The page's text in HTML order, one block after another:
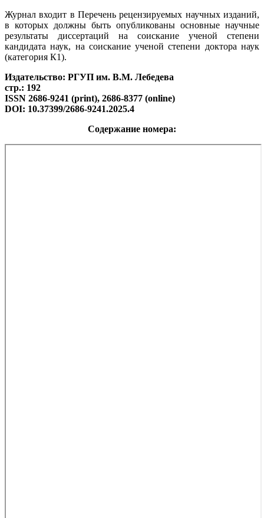
Журнал входит в Перечень рецензируемых научных изданий,
в которых должны быть опубликованы основные научные
результаты диссертаций на соискание ученой степени
кандидата наук, на соискание ученой степени доктора наук
(категория К1).
Издательство: РГУП им. В.М. Лебедева
стр.: 192
ISSN 2686-9241 (print), 2686-8377 (online)
DOI: 10.37399/2686-9241.2025.4
Содержание номера: